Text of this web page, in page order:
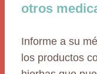
otros
Informe a su
los productos